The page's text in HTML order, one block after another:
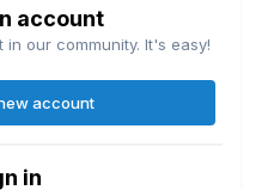
account
our community. It's easy!
account
in